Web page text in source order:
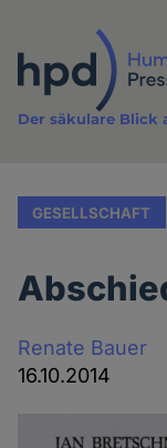
Inhalt
Der säkulare Blick
GESELLSCHAFT
Renate Bauer
16.10.2014